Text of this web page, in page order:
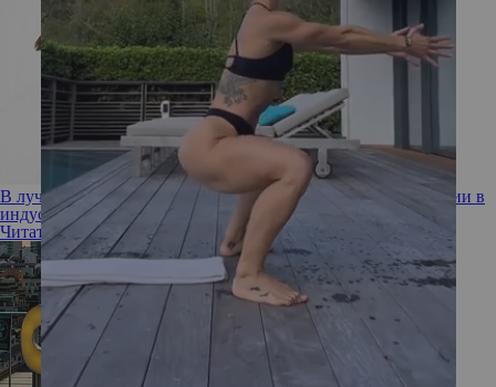
В лучших традициях: чем нас удивляют азиатские инновации в
индустрии красоты
Читать полностью